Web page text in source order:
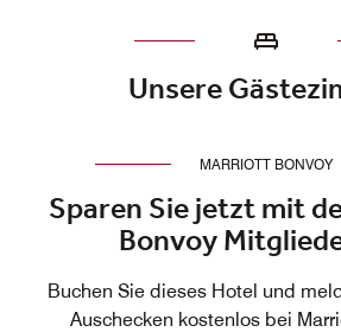
Unsere
MARRIOTT BONVOY
Sparen Sie jetzt mit
Bonvoy
Buchen Sie dieses Hotel und
Auschecken kostenlos bei